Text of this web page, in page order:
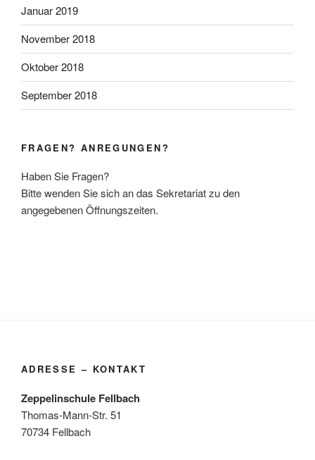
Januar 2019
November 2018
Oktober 2018
September 2018
FRAGEN? ANREGUNGEN?
Haben Sie Fragen?
Bitte wenden Sie sich an das Sekretariat zu den
angegebenen Öffnungszeiten.
ADRESSE – KONTAKT
Zeppelinschule Fellbach
Thomas-Mann-Str. 51
70734 Fellbach